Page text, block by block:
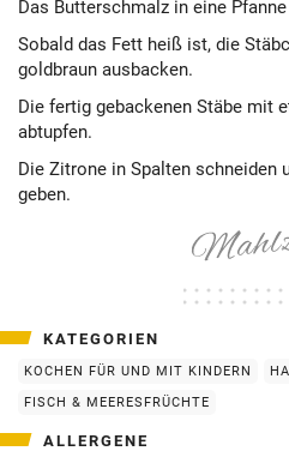
Das Butterschmalz in eine
Sobald das Fett heiß ist, die
goldbraun ausbacken.
Die fertig gebackenen Stäbe mit
abtupfen.
Die Zitrone in Spalten schneiden
geben.
KATEGORIEN
KOCHEN FÜR UND MIT KINDERN
FISCH & MEERESFRÜCHTE
ALLERGENE